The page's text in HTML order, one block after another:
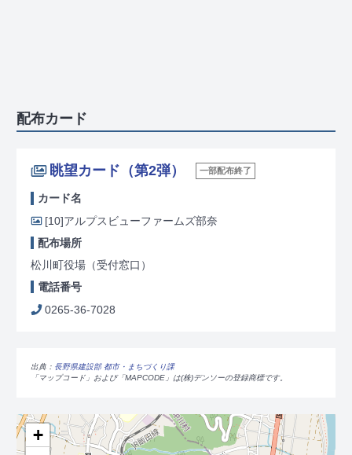
配布カード
眺望カード（第2弾） 一部配布終了
カード名
[10]アルプスビューファームズ部奈
配布場所
松川町役場（受付窓口）
電話番号
0265-36-7028
出典： 長野県建設部 都市・まちづくり課
「マップコード」および「MAPCODE」は(株)デンソーの登録商標です。
+